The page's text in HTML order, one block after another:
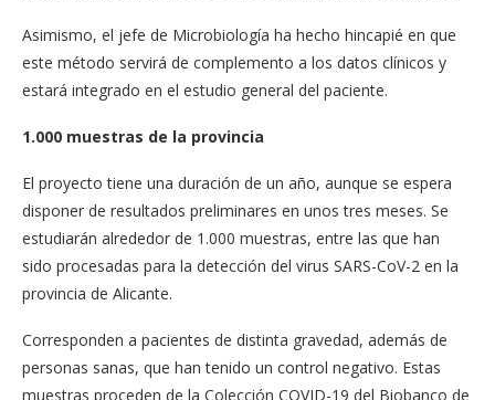
Asimismo, el jefe de Microbiología ha hecho hincapié en que
este método servirá de complemento a los datos clínicos y
estará integrado en el estudio general del paciente.
1.000 muestras de la provincia
El proyecto tiene una duración de un año, aunque se espera
disponer de resultados preliminares en unos tres meses. Se
estudiarán alrededor de 1.000 muestras, entre las que han
sido procesadas para la detección del virus SARS-CoV-2 en la
provincia de Alicante.
Corresponden a pacientes de distinta gravedad, además de
personas sanas, que han tenido un control negativo. Estas
muestras proceden de la Colección COVID-19 del Biobanco de